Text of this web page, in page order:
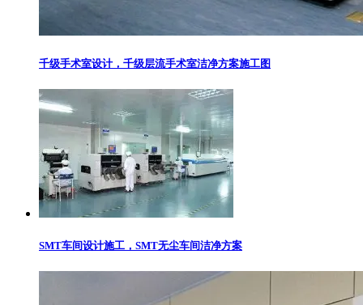
千级手术室设计，千级层流手术室洁净方案施工图
SMT车间设计施工，SMT无尘车间洁净方案